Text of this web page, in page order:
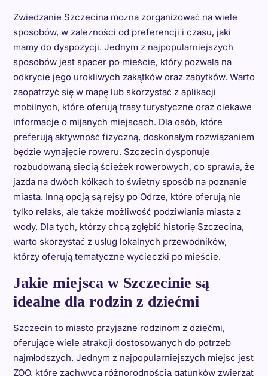
Zwiedzanie Szczecina można zorganizować na wiele
sposobów, w zależności od preferencji i czasu, jaki
mamy do dyspozycji. Jednym z najpopularniejszych
sposobów jest spacer po mieście, który pozwala na
odkrycie jego urokliwych zakątków oraz zabytków. Warto
zaopatrzyć się w mapę lub skorzystać z aplikacji
mobilnych, które oferują trasy turystyczne oraz ciekawe
informacje o mijanych miejscach. Dla osób, które
preferują aktywność fizyczną, doskonałym rozwiązaniem
będzie wynajęcie roweru. Szczecin dysponuje
rozbudowaną siecią ścieżek rowerowych, co sprawia, że
jazda na dwóch kółkach to świetny sposób na poznanie
miasta. Inną opcją są rejsy po Odrze, które oferują nie
tylko relaks, ale także możliwość podziwiania miasta z
wody. Dla tych, którzy chcą zgłębić historię Szczecina,
warto skorzystać z usług lokalnych przewodników,
którzy oferują tematyczne wycieczki po mieście.
Jakie miejsca w Szczecinie są
idealne dla rodzin z dziećmi
Szczecin to miasto przyjazne rodzinom z dziećmi,
oferujące wiele atrakcji dostosowanych do potrzeb
najmłodszych. Jednym z najpopularniejszych miejsc jest
ZOO, które zachwyca różnorodnością gatunków zwierząt